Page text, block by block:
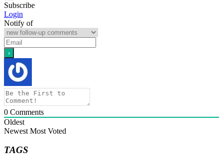
Subscribe
Login
Notify of
0 Comments
Oldest
Newest Most Voted
TAGS